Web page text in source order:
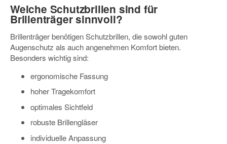
Welche Schutzbrillen sind für
Brillenträger sinnvoll?
Brillenträger benötigen Schutzbrillen, die sowohl guten
Augenschutz als auch angenehmen Komfort bieten.
Besonders wichtig sind:
ergonomische Fassung
hoher Tragekomfort
optimales Sichtfeld
robuste Brillengläser
individuelle Anpassung